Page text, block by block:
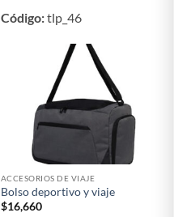
Código:tlp_46
ACCESORIOS DE VIAJE
Bolso deportivo y viaje
$16,660